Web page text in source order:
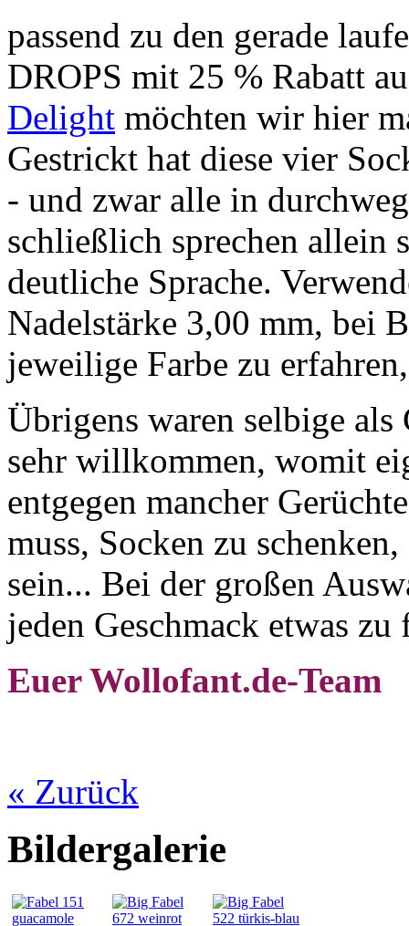
passend zu den gerade
DROPS mit 25 % Rabatt
Delight möchten wir hier
Gestrickt hat diese vier
- und zwar alle in
schließlich sprechen allein
deutliche Sprache.
Nadelstärke 3,00 mm, bei
jeweilige Farbe zu
Übrigens waren selbige als
sehr willkommen, womit
entgegen mancher
muss, Socken zu
sein... Bei der großen
jeden Geschmack etwas zu
Euer Wollofant.de-Team
« Zurück
Bildergalerie